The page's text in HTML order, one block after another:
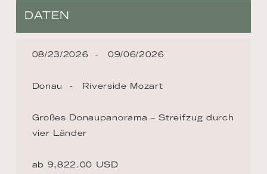
DATEN
08/23/2026 09/06/2026
Donau Riverside Mozart
Großes Donaupanorama – Streifzug durch
vier Länder
ab 9,822.00 USD